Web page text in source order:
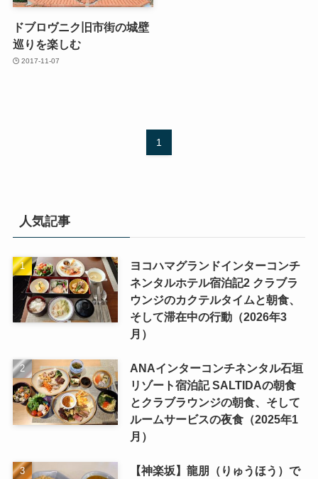
ドブロヴニク旧市街の城壁
巡りを楽しむ
2017-11-07
1
人気記事
ヨコハマグランドインターコンチ
ネンタルホテル宿泊記2 クラブラ
ウンジのカクテルタイムと朝食、
そして滞在中の行動（2026年3
月）
ANAインターコンチネンタル石垣
リゾート宿泊記 SALTIDAの朝食
とクラブラウンジの朝食、そして
ルームサービスの夜食（2025年1
月）
【神楽坂】龍朋（りゅうほう）で